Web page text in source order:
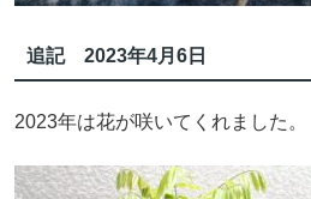
追記 2023年4月6日
2023年は花が咲いてくれました。